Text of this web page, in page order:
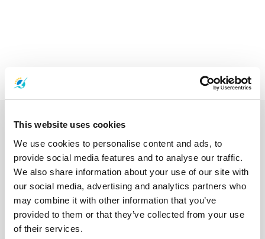
This website uses cookies
We use cookies to personalise content and ads, to
provide social media features and to analyse our traffic.
We also share information about your use of our site with
our social media, advertising and analytics partners who
may combine it with other information that you’ve
provided to them or that they’ve collected from your use
of their services.